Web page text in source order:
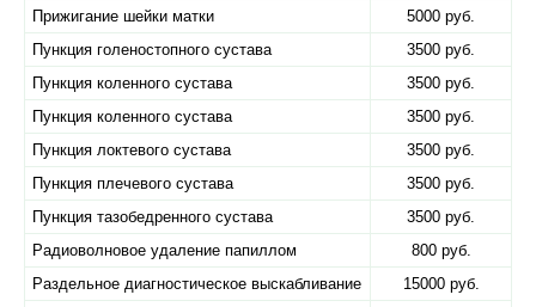
Прижигание шейки матки
5000 руб.
Пункция голеностопного сустава
3500 руб.
Пункция коленного сустава
3500 руб.
Пункция коленного сустава
3500 руб.
Пункция локтевого сустава
3500 руб.
Пункция плечевого сустава
3500 руб.
Пункция тазобедренного сустава
3500 руб.
Радиоволновое удаление папиллом
800 руб.
Раздельное диагностическое выскабливание
15000 руб.